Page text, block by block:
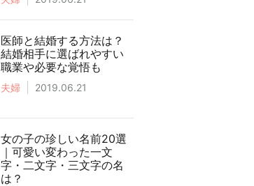
医師と結婚する方法は？
結婚相手に選ばれやすい
職業や必要な覚悟も
夫婦 2019.06.21
女の子の珍しい名前20選
｜可愛い変わった一文
字・二文字・三文字の名
は？